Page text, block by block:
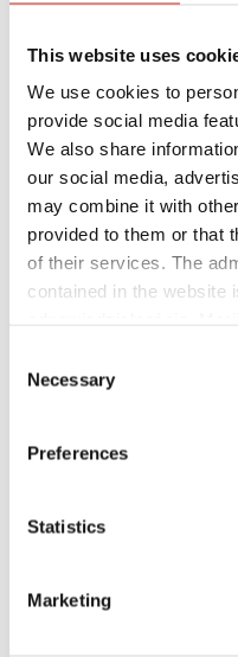
This website uses
We use cookies to
provide social media
We also share
our social media,
may combine it with
provided to them or that
of their services. The
contained in the website
121387608.
Selection
Necessary
Preferences
Statistics
Marketing
Platintojai
Kliento